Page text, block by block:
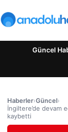
Güncel
Haberler›Güncel›
İngiltere’de devam
kaybetti